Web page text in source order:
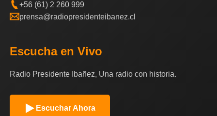
+56 (61) 2 260 999
prensa@radiopresidenteibanez.cl
Escucha en Vivo
Radio Presidente Ibañez, Una radio con historia.
Escuchar Ahora